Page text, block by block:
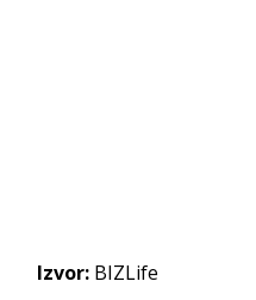
Izvor: BIZLife